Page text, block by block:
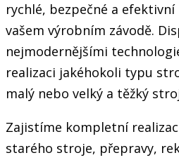
rychlé, bezpečné a
vašem výrobním závodě.
nejmodernějšími
realizaci jakéhokoli typu
malý nebo velký a těžký
Zajistíme kompletní
starého stroje, přepravy,